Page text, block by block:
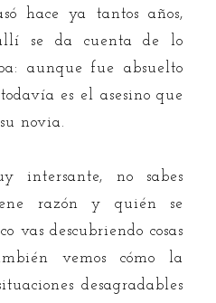
hace ya tantos años,
se da cuenta de lo
aunque fue absuelto
es el asesino que
novia.
intersante, no sabes
razón y quién se
vas descubriendo cosas
vemos cómo la
desagradables